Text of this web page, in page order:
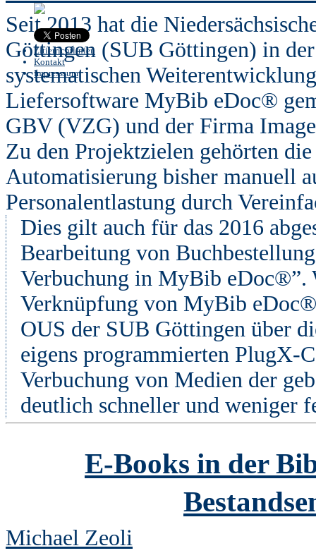
Zitierrichtlinien
Kontakt
Impresssum
Seit 2013 hat die
Göttingen (SUB Göttingen) in
systematischen
Liefersoftware MyBib eDoc®
GBV (VZG) und der Firma
Zu den Projektzielen gehörten
Automatisierung bisher manuell
Personalentlastung durch
Dies gilt auch für das 2016
Bearbeitung von
Verbuchung in MyBib eDoc®”.
Verknüpfung von MyBib
OUS der SUB Göttingen über
eigens programmierten PlugX-
Verbuchung von Medien der
deutlich schneller und weniger
E-Books in der
Michael Zeoli